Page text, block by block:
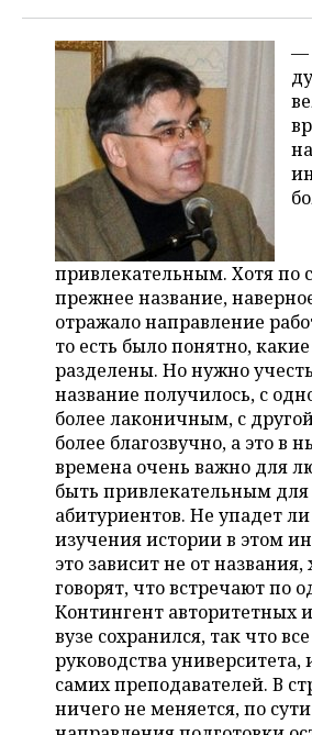
—
привлекательным. Хотя по
прежнее название,
отражало направление
то есть было понятно,
разделены. Но нужно
название получилось, с
более лаконичным, с
более благозвучно, а это в
времена очень важно для
быть привлекательным для
абитуриентов. Не упадет
изучения истории в этом
это зависит не от названия,
говорят, что встречают по
Контингент авторитетных
вузе сохранился, так что
руководства университета,
самих преподавателей. В
ничего не меняется, по